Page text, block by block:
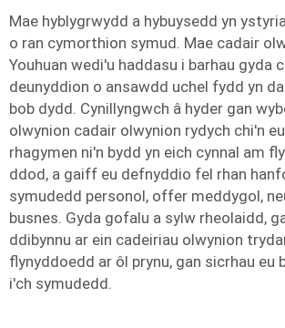
Mae hyblygrwydd a hybuysedd yn
o ran cymorthion symud. Mae cadair
Youhuan wedi'u haddasu i barhau gyda
deunyddion o ansawdd uchel fydd yn
bob dydd. Cynillyngwch â hyder gan
olwynion cadair olwynion rydych chi'n
rhagymen ni'n bydd yn eich cynnal am
ddod, a gaiff eu defnyddio fel rhan
symudedd personol, offer meddygol,
busnes. Gyda gofalu a sylw rheolaidd,
ddibynnu ar ein cadeiriau olwynion
flynyddoedd ar ôl prynu, gan sicrhau eu
i'ch symudedd.